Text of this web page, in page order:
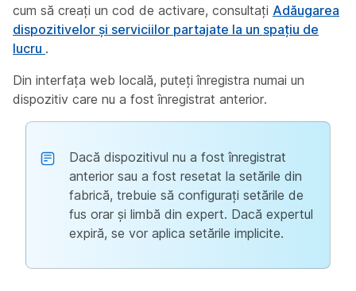
cum să creați un cod de activare, consultați Adăugarea
dispozitivelor și serviciilor partajate la un spațiu de
lucru .
Din interfața web locală, puteți înregistra numai un
dispozitiv care nu a fost înregistrat anterior.
Dacă dispozitivul nu a fost înregistrat
anterior sau a fost resetat la setările din
fabrică, trebuie să configurați setările de
fus orar și limbă din expert. Dacă expertul
expiră, se vor aplica setările implicite.